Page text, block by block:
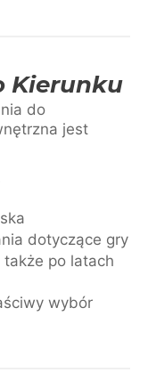
Kierunku
do
jest
dotyczące gry
także po latach
wybór